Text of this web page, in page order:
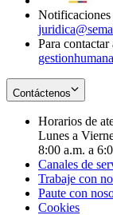
Para contactar
Contáctenos
Horarios de
Lunes a
8:00 a.m. a
Canales de
Trabaje con
Paute con
Cookies